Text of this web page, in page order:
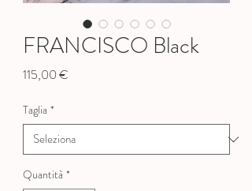
FRANCISCO Black
115,00 €
Taglia *
Quantità *